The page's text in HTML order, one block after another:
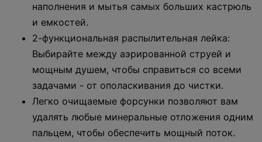
наполнения и мытья самых больших кастрюль
и емкостей.
2-функциональная распылительная лейка:
Выбирайте между аэрированной струей и
мощным душем, чтобы справиться со всеми
задачами - от ополаскивания до чистки.
Легко очищаемые форсунки позволяют вам
удалять любые минеральные отложения одним
пальцем, чтобы обеспечить мощный поток.